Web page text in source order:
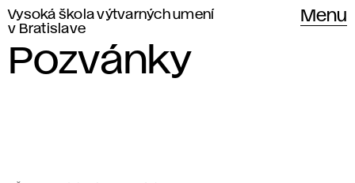
Vysoká škola výtvarných umení
v Bratislave
Menu
Pozvánky